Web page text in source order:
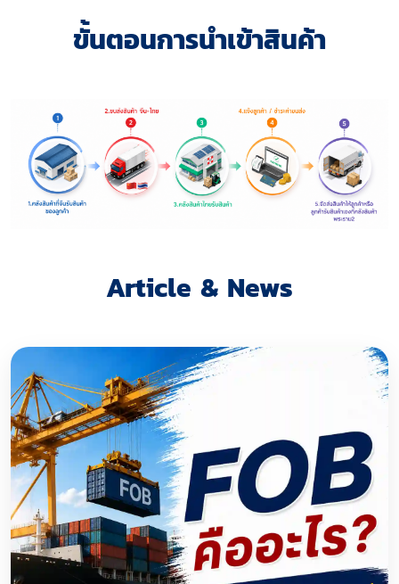
ขั้นตอนการนำเข้าสินค้า
Article & News